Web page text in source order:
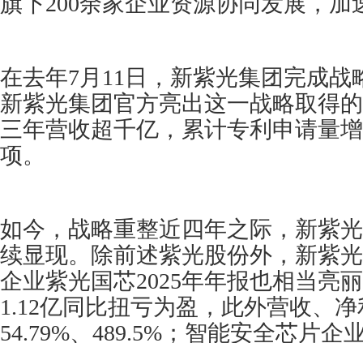
在去年7月11日，新紫光集团完成战
新紫光集团官方亮出这一战略取得
三年营收超千亿，累计专利申请量
项。
如今，战略重整近四年之际，新紫
续显现。除前述紫光股份外，新紫
企业紫光国芯2025年年报也相当亮
1.12亿同比扭亏为盈，此外营收、
54.79%、489.5%；智能安全芯片企